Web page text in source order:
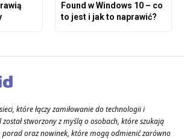
Found w Windows 10 – co
to jest i jak to naprawić?
które łączy zamiłowanie do technologii i
stworzony z myślą o osobach, które szukają
porad oraz nowinek, które mogą odmienić zarówno